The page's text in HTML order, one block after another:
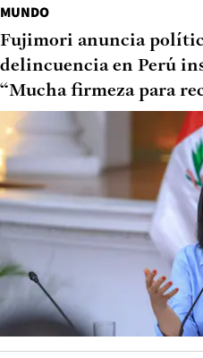
MUNDO
Fujimori anuncia
delincuencia en Perú
“Mucha firmeza para